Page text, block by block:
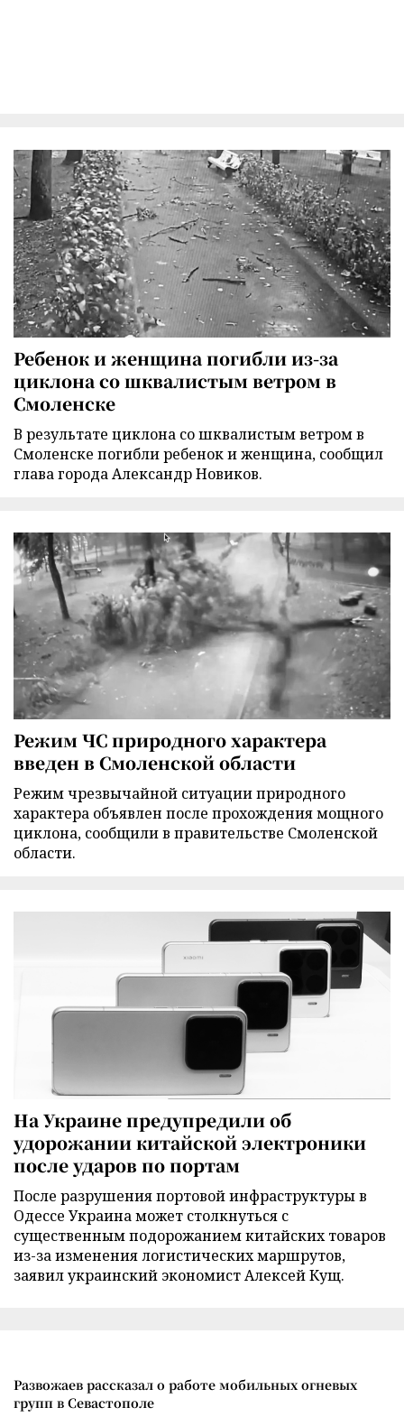
Ребенок и женщина погибли из-за
циклона со шквалистым ветром в
Смоленске
В результате циклона со шквалистым ветром в
Смоленске погибли ребенок и женщина, сообщил
глава города Александр Новиков.
Режим ЧС природного характера
введен в Смоленской области
Режим чрезвычайной ситуации природного
характера объявлен после прохождения мощного
циклона, сообщили в правительстве Смоленской
области.
На Украине предупредили об
удорожании китайской электроники
после ударов по портам
После разрушения портовой инфраструктуры в
Одессе Украина может столкнуться с
существенным подорожанием китайских товаров
из-за изменения логистических маршрутов,
заявил украинский экономист Алексей Кущ.
Развожаев рассказал о работе мобильных огневых
групп в Севастополе